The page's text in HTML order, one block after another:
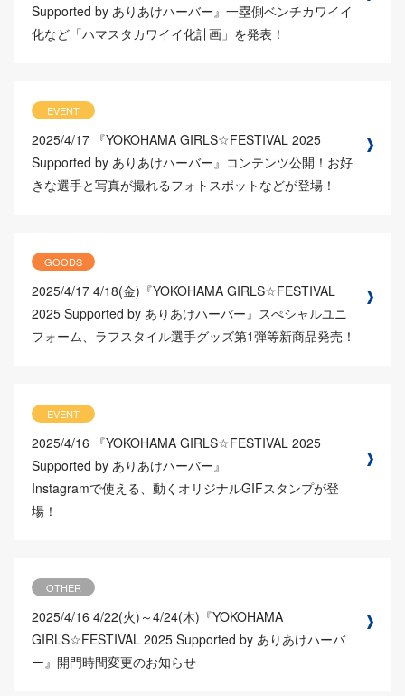
Supported by ありあけハーバー』一塁側ベンチカワイイ
化など「ハマスタカワイイ化計画」を発表！
EVENT
2025/4/17 『YOKOHAMA GIRLS☆FESTIVAL 2025
Supported by ありあけハーバー』コンテンツ公開！お好
きな選手と写真が撮れるフォトスポットなどが登場！
GOODS
2025/4/17 4/18(金)『YOKOHAMA GIRLS☆FESTIVAL
2025 Supported by ありあけハーバー』スぺシャルユニ
フォーム、ラフスタイル選手グッズ第1弾等新商品発売！
EVENT
2025/4/16
『YOKOHAMA GIRLS☆FESTIVAL 2025
Supported by ありあけハーバー』
Instagramで使える、動くオリジナルGIFスタンプが登
場！
OTHER
2025/4/16 4/22(火)～4/24(木)『YOKOHAMA
GIRLS☆FESTIVAL 2025 Supported by ありあけハーバ
ー』開門時間変更のお知らせ